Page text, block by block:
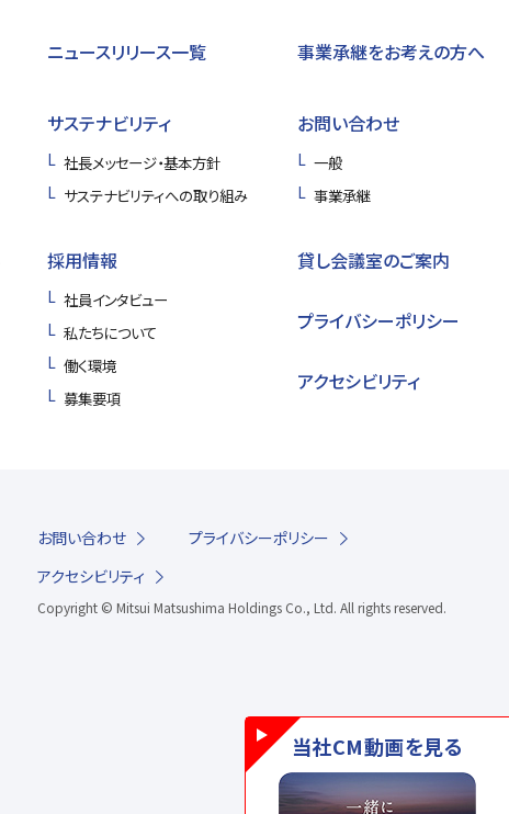
ニュースリリース一覧
サステナビリティ
社長メッセージ・基本方針
サステナビリティへの取り組み
採用情報
社員インタビュー
私たちについて
働く環境
募集要項
事業承継をお考えの方へ
お問い合わせ
一般
事業承継
貸し会議室のご案内
プライバシーポリシー
アクセシビリティ
お問い合わせ
プライバシーポリシー
アクセシビリティ
Copyright © Mitsui Matsushima Holdings Co., Ltd. All rights reserved.
当社CM動画を見る